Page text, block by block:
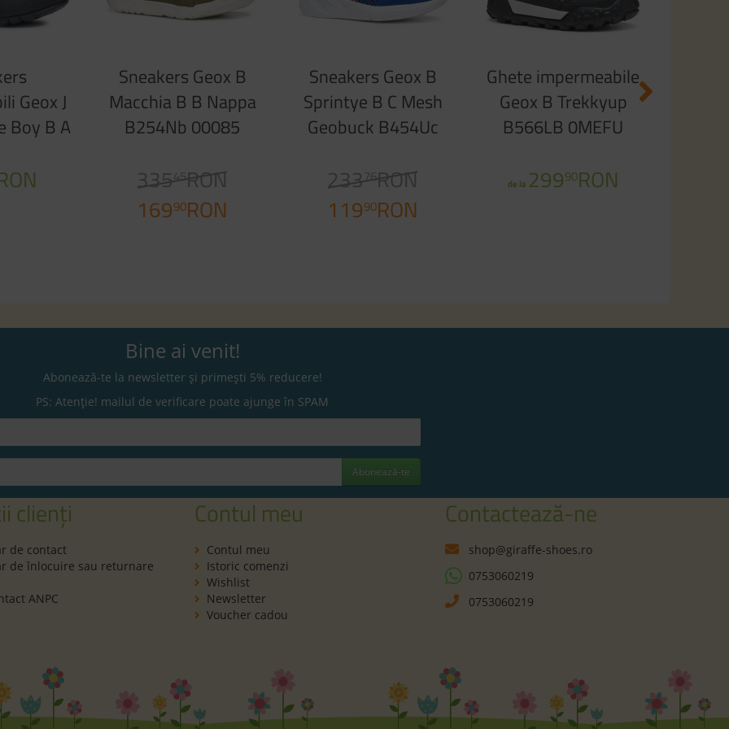
Geox J
Boy B A
Sneakers Geox B
Macchia B B Nappa
B254Nb 00085
33545RON
16990RON
Sneakers Geox B
Sprintye B C Mesh
Geobuck B454Uc
Red
23376RON
11990RON
Ghete impermeabile
Geox B Trekkyup
B566LB 0MEFU
Green
de la 29990RON
Bine ai venit!
Abonează-te la newsletter și primești 5% reducere!
PS: Atenție! mailul de verificare poate ajunge în SPAM
Abonează-te
clienți
de contact
de înlocuire sau returnare
ANPC
Contul meu
Contul meu
Istoric comenzi
Wishlist
Newsletter
Voucher cadou
Contactează-ne
shop@giraffe-shoes.ro
0753060219
0753060219